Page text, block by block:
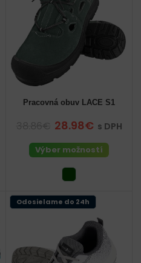
Pracovná obuv LACE S1
28.98€ s DPH
Výber možností
Odosielame do 24h